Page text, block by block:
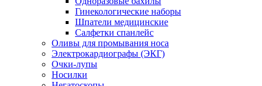
Гинекологические наборы
Шпатели медицинские
Салфетки спанлейс
Оливы для промывания носа
Электрокардиографы (ЭКГ)
Очки-лупы
Носилки